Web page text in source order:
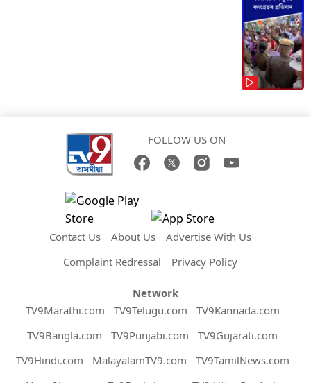
FOLLOW US ON
Contact Us About Us
Advertise With Us
Complaint Redressal
Privacy Policy
Network
TV9Marathi.com
TV9Telugu.com
TV9Kannada.com
TV9Bangla.com
TV9Punjabi.com
TV9Gujarati.com
TV9Hindi.com
MalayalamTV9.com
TV9TamilNews.com